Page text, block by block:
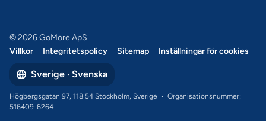
© 2026 GoMore ApS
Villkor
Integritetspolicy Sitemap Inställningar för cookies
Sverige · Svenska
Högbergsgatan 97, 118 54 Stockholm, Sverige · Organisationsnummer:
516409-6264